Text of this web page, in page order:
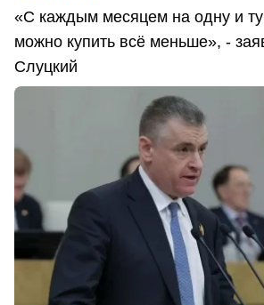
«С каждым месяцем на одну и
можно купить всё меньше», -
Слуцкий